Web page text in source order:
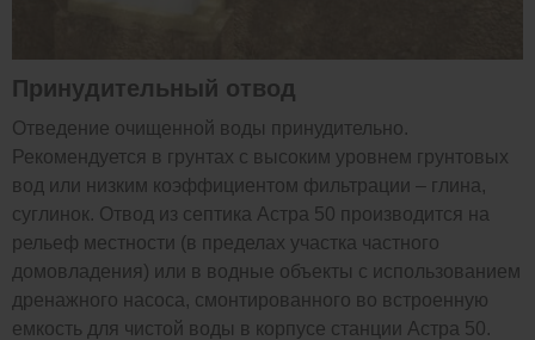
Принудительный отвод
Отведение очищенной воды принудительно.
Рекомендуется в грунтах с высоким уровнем грунтовых
вод или низким коэффициентом фильтрации – глина,
суглинок. Отвод из септика Астра 50 производится на
рельеф местности (в пределах участка частного
домовладения) или в водные объекты с использованием
дренажного насоса, смонтированного во встроенную
емкость для чистой воды в корпусе станции Астра 50.